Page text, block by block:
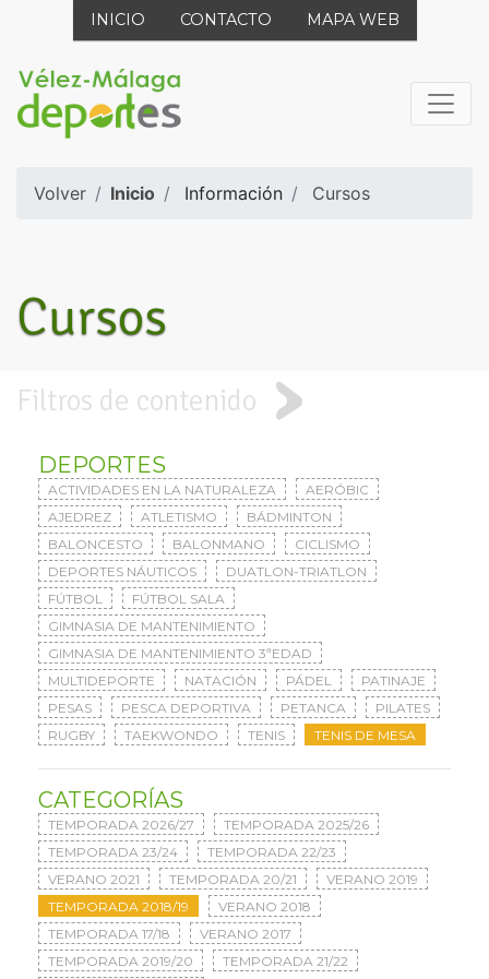
INICIO CONTACTO MAPA WEB
Volver Inicio Información Cursos
Cursos
Filtros de contenido
DEPORTES
ACTIVIDADES EN LA NATURALEZA
AERÓBIC
AJEDREZ
ATLETISMO
BÁDMINTON
BALONCESTO
BALONMANO
CICLISMO
DEPORTES NÁUTICOS
DUATLON-TRIATLON
FÚTBOL
FÚTBOL SALA
GIMNASIA DE MANTENIMIENTO
GIMNASIA DE MANTENIMIENTO 3ªEDAD
MULTIDEPORTE
NATACIÓN PÁDEL
PATINAJE
PESAS
PESCA DEPORTIVA PETANCA
PILATES
RUGBY
TAEKWONDO TENIS TENIS DE MESA
CATEGORÍAS
TEMPORADA 2026/27
TEMPORADA 2025/26
TEMPORADA 23/24
TEMPORADA 22/23
VERANO 2021
TEMPORADA 20/21
VERANO 2019
TEMPORADA 2018/19
VERANO 2018
TEMPORADA 17/18
VERANO 2017
TEMPORADA 2019/20
TEMPORADA 21/22